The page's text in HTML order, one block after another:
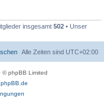
insgesamt 502 • Unser
Alle Zeiten sind UTC+02:00
© phpBB Limited
phpBB.de